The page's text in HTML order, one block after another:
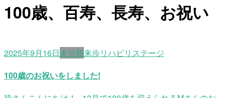
100歳、百寿、長寿、お祝い
2025年9月16日未分類来歩リハビリステージ
100歳のお祝いをしました!